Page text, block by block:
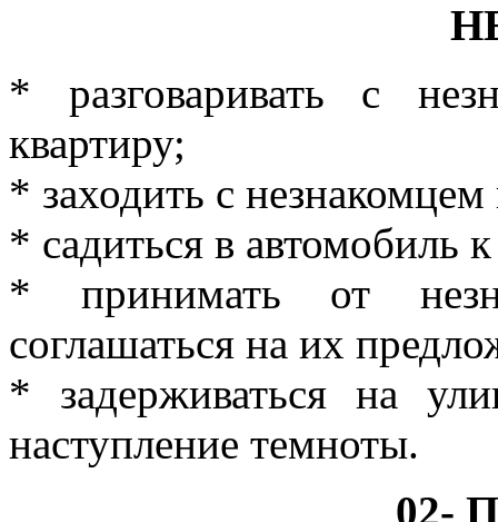
* разговаривать с
квартиру;
* заходить с
* садиться в автомобиль
* принимать от
соглашаться на их
* задерживаться на
наступление темноты.
02-